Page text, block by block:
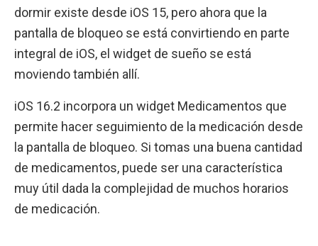
dormir existe desde iOS 15, pero ahora que la
pantalla de bloqueo se está convirtiendo en parte
integral de iOS, el widget de sueño se está
moviendo también allí.
iOS 16.2 incorpora un widget Medicamentos que
permite hacer seguimiento de la medicación desde
la pantalla de bloqueo. Si tomas una buena cantidad
de medicamentos, puede ser una característica
muy útil dada la complejidad de muchos horarios
de medicación.